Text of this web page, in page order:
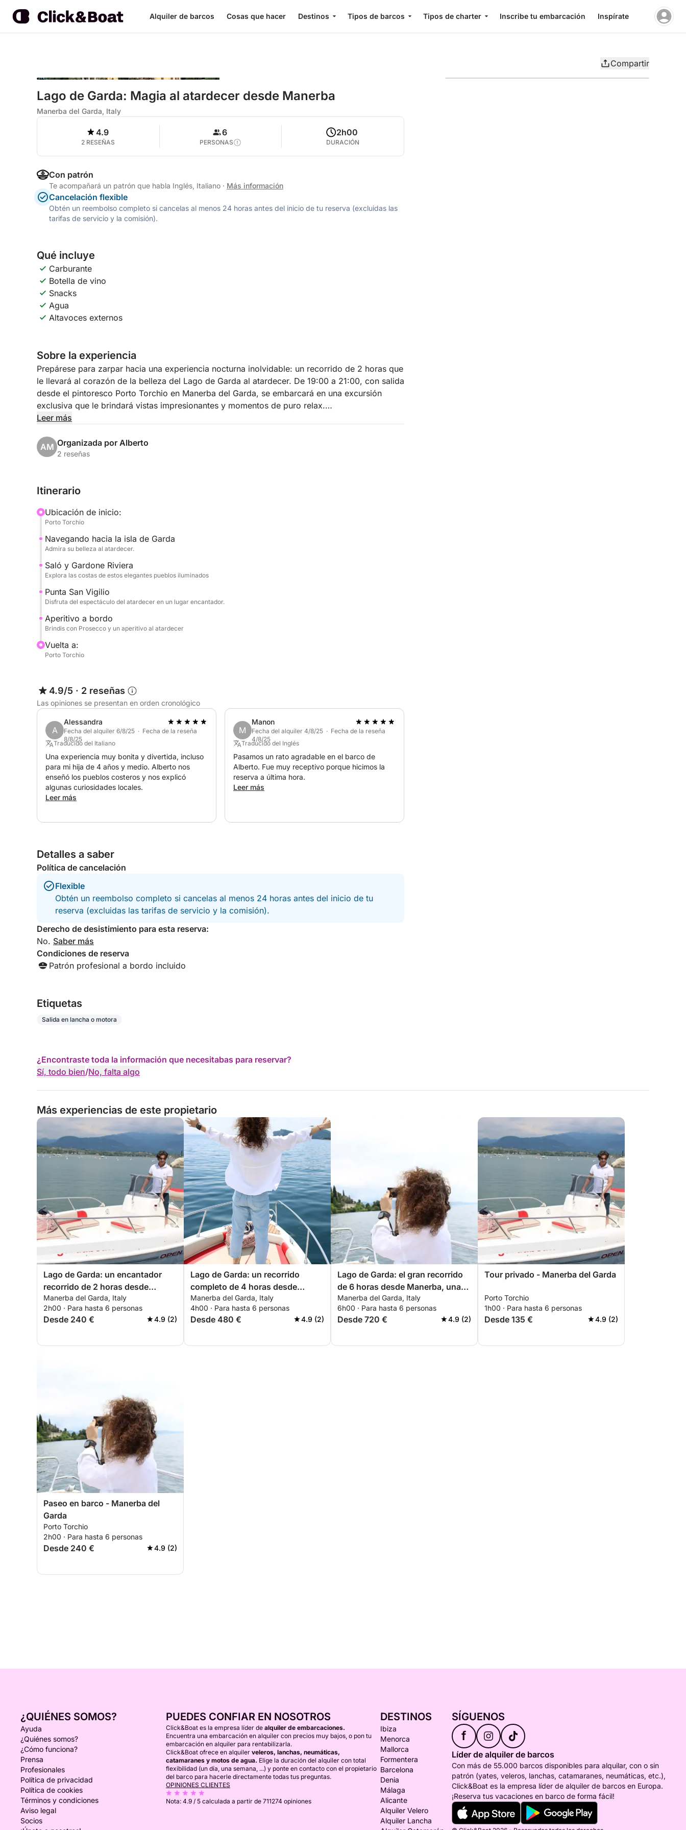
Alquiler de barcos Cosas que hacer Destinos Tipos de barcos Tipos de charter Inscribe tu embarcación Inspírate
Compartir
Lago de Garda: Magia al atardecer desde Manerba
Manerba del Garda, Italy
4.9
2 RESEÑAS
6
PERSONAS
2h00
DURACIÓN
Con patrón
Te acompañará un patrón que habla Inglés, Italiano · Más información
Cancelación flexible
Obtén un reembolso completo si cancelas al menos 24 horas antes del inicio de tu reserva (excluidas las
tarifas de servicio y la comisión).
Qué incluye
Carburante
Botella de vino
Snacks
Agua
Altavoces externos
Sobre la experiencia
Prepárese para zarpar hacia una experiencia nocturna inolvidable: un recorrido de 2 horas que
le llevará al corazón de la belleza del Lago de Garda al atardecer. De 19:00 a 21:00, con salida
desde el pintoresco Porto Torchio en Manerba del Garda, se embarcará en una excursión
exclusiva que le brindará vistas impresionantes y momentos de puro relax.
lago, con su suntuosa villa que se refleja en las doradas aguas del atardecer. Después,
continuaremos hacia el elegante Salò, con su orilla iluminada por las luces del atardecer y su
sumerge majestuosamente en el lago, creando un espectáculo cromático inolvidable. Cada
magia del crepúsculo.
A bordo, cada detalle está pensado para su máxima comodidad y disfrute. Le recibiremos con
una deliciosa botella de Prosecco para brindar por la belleza del paisaje y disfrutará de un
delicioso refrigerio para acompañar su aperitivo. Dispondrá de abundante agua para
refrescarse y un equipo de música para acompañar su viaje con su música favorita, creando el
ambiente perfecto. Una experiencia completa, ideal para quienes buscan relajación, romance y
la auténtica belleza del lago de Garda al atardecer.
Leer más
AM Organizada por Alberto
2 reseñas
Itinerario
Ubicación de inicio:
Porto Torchio
Navegando hacia la isla de Garda
Admira su belleza al atardecer.
Saló y Gardone Riviera
Explora las costas de estos elegantes pueblos iluminados
Punta San Vigilio
Disfruta del espectáculo del atardecer en un lugar encantador.
Aperitivo a bordo
Brindis con Prosecco y un aperitivo al atardecer
Vuelta a:
Porto Torchio
4.9/5 · 2 reseñas
Las opiniones se presentan en orden cronológico
A
Alessandra
Fecha del alquiler 6/8/25 · Fecha de la reseña
8/8/25
Traducido del Italiano
Una experiencia muy bonita y divertida, incluso
para mi hija de 4 años y medio. Alberto nos
enseñó los pueblos costeros y nos explicó
algunas curiosidades locales.
Leer más
M
Manon
Fecha del alquiler 4/8/25 · Fecha de la reseña
4/8/25
Traducido del Inglés
Pasamos un rato agradable en el barco de
Alberto. Fue muy receptivo porque hicimos la
reserva a última hora.
Leer más
Detalles a saber
Política de cancelación
Flexible
Obtén un reembolso completo si cancelas al menos 24 horas antes del inicio de tu
reserva (excluidas las tarifas de servicio y la comisión).
Derecho de desistimiento para esta reserva:
No. Saber más
Condiciones de reserva
Patrón profesional a bordo incluido
Etiquetas
Salida en lancha o motora
¿Encontraste toda la información que necesitabas para reservar?
Sí, todo bien/No, falta algo
Más experiencias de este propietario
Lago de Garda: un encantador
recorrido de 2 horas desde
Manerba
Manerba del Garda, Italy
2h00 · Para hasta 6 personas
Desde 240 € 4.9 (2)
Lago de Garda: un recorrido
completo de 4 horas desde
Manerba
Manerba del Garda, Italy
4h00 · Para hasta 6 personas
Desde 480 € 4.9 (2)
Lago de Garda: el gran recorrido
de 6 horas desde Manerba, una
experiencia inolvidable
Manerba del Garda, Italy
6h00 · Para hasta 6 personas
Desde 720 € 4.9 (2)
Tour privado - Manerba del Garda
Porto Torchio
1h00 · Para hasta 6 personas
Desde 135 € 4.9 (2)
Paseo en barco - Manerba del
Garda
Porto Torchio
2h00 · Para hasta 6 personas
Desde 240 € 4.9 (2)
¿QUIÉNES SOMOS?
Ayuda
¿Quiénes somos?
¿Cómo funciona?
Prensa
Profesionales
Política de privacidad
Política de cookies
Términos y condiciones
Aviso legal
Socios
PUEDES CONFIAR EN NOSOTROS
Click&Boat es la empresa líder de alquiler de embarcaciones.
Encuentra una embarcación en alquiler con precios muy bajos, o pon tu
embarcación en alquiler para rentabilizarla.
Click&Boat ofrece en alquiler veleros, lanchas, neumáticas,
catamaranes y motos de agua. Elige la duración del alquiler con total
flexibilidad (un día, una semana, ...) y ponte en contacto con el propietario
del barco para hacerle directamente todas tus preguntas.
OPINIONES CLIENTES
Nota: 4.9 / 5 calculada a partir de 711274 opiniones
DESTINOS
Ibiza
Menorca
Mallorca
Formentera
Barcelona
Denia
Málaga
Alicante
Alquiler Velero
Alquiler Lancha
SÍGUENOS
f
Líder de alquiler de barcos
Con más de 55.000 barcos disponibles para alquilar, con o sin
patrón (yates, veleros, lanchas, catamaranes, neumáticas, etc.),
Click&Boat es la empresa líder de alquiler de barcos en Europa.
¡Reserva tus vacaciones en barco de forma fácil!